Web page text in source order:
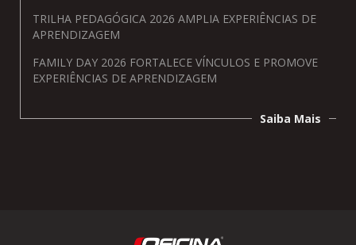
TRILHA PEDAGÓGICA 2026 AMPLIA EXPERIÊNCIAS DE
APRENDIZAGEM
FAMILY DAY 2026 FORTALECE VÍNCULOS E PROMOVE
EXPERIÊNCIAS DE APRENDIZAGEM
Saiba Mais